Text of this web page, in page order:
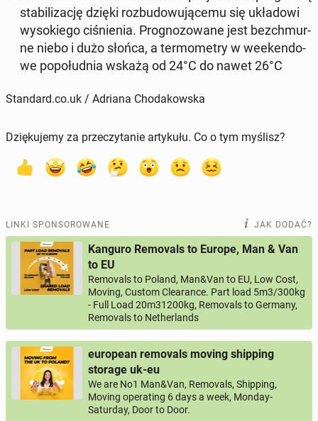
sta­bi­li­za­cję dzięki roz­bu­do­wu­ją­ce­mu się ukła­do­wi
wy­so­kie­go ci­śnie­nia. Pro­gno­zo­wa­ne jest bez­chmur­
ne niebo i dużo słońca, a ter­mo­me­try w week­en­do­
we po­po­łu­dnia wskażą od 24°C do nawet 26°C
Standard.co.uk / Adriana Chodakowska
Dziękujemy za przeczytanie artykułu. Co o tym myślisz?
LINKI SPONSOROWANE JAK DODAĆ?
Kanguro Removals to Europe, Man & Van
to EU
Removals to Poland, Man&Van to EU, Low Cost,
Moving, Custom Clearance. Part load 5m3/300kg
- Full Load 20m31200kg, Removals to Germany,
Removals to Netherlands
european removals moving shipping
storage uk-eu
We are No1 Man&Van, Removals, Shipping,
Moving operating 6 days a week, Monday-
Saturday, Door to Door.